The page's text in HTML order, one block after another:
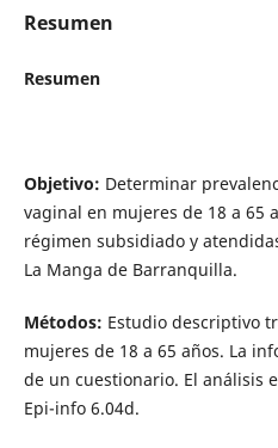
Resumen
Resumen
Objetivo: Determinar
vaginal en mujeres de 18 a 65
régimen subsidiado y
La Manga de Barranquilla.
Métodos: Estudio descriptivo
mujeres de 18 a 65 años. La
de un cuestionario. El análisis
Epi-info 6.04d.